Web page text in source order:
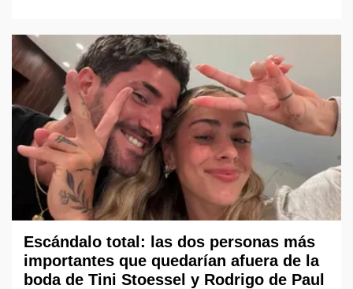
Escándalo total: las dos personas más
importantes que quedarían afuera de la
boda de Tini Stoessel y Rodrigo de Paul